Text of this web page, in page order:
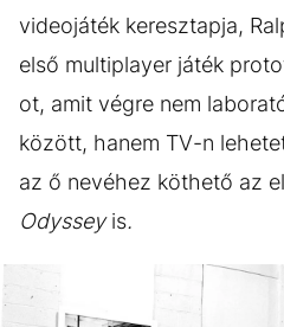
videojáték keresztapja,
első multiplayer játék
ot, amit végre nem
között, hanem TV-n
az ő nevéhez köthető az
Odysseyis.